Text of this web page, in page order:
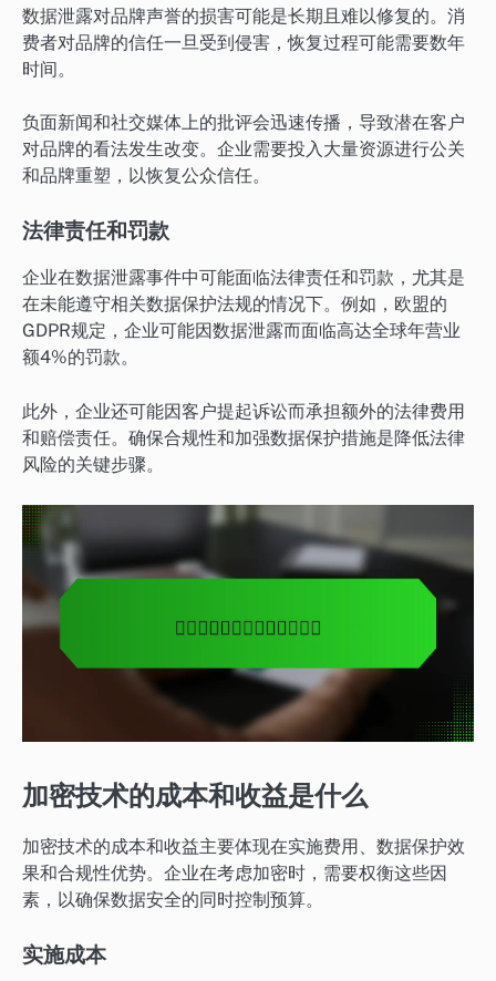
数据泄露对品牌声誉的损害可能是长期且难以修复的。消
费者对品牌的信任一旦受到侵害，恢复过程可能需要数年
时间。
负面新闻和社交媒体上的批评会迅速传播，导致潜在客户
对品牌的看法发生改变。企业需要投入大量资源进行公关
和品牌重塑，以恢复公众信任。
法律责任和罚款
企业在数据泄露事件中可能面临法律责任和罚款，尤其是
在未能遵守相关数据保护法规的情况下。例如，欧盟的
GDPR规定，企业可能因数据泄露而面临高达全球年营业
额4%的罚款。
此外，企业还可能因客户提起诉讼而承担额外的法律费用
和赔偿责任。确保合规性和加强数据保护措施是降低法律
风险的关键步骤。
加密技术的成本和收益是什么
加密技术的成本和收益主要体现在实施费用、数据保护效
果和合规性优势。企业在考虑加密时，需要权衡这些因
素，以确保数据安全的同时控制预算。
实施成本